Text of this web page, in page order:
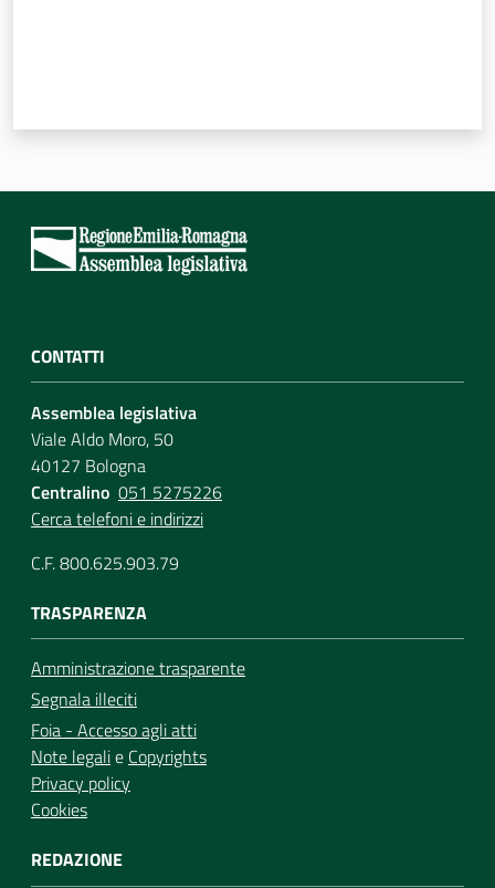
CONTATTI
Assemblea legislativa
Viale Aldo Moro, 50
40127 Bologna
Centralino 051 5275226
Cerca telefoni e indirizzi
C.F. 800.625.903.79
TRASPARENZA
Amministrazione trasparente
Segnala illeciti
Foia - Accesso agli atti
Note legalie Copyrights
Privacy policy
Cookies
REDAZIONE